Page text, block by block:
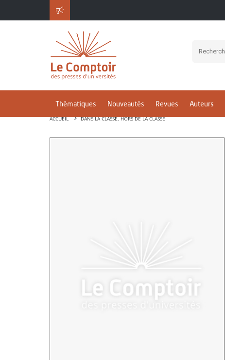
Thématiques Nouveautés Revues Auteurs
ACCUEIL DANS LA CLASSE, HORS DE LA CLASSE